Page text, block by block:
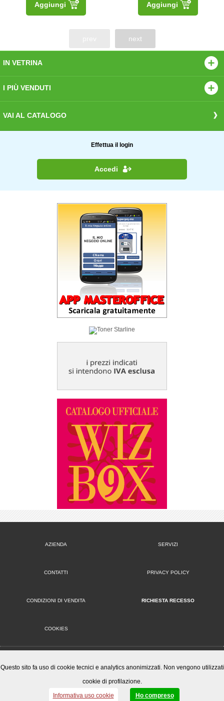
Aggiungi Aggiungi
next
IN VETRINA
I PIÙ VENDUTI
VAI AL CATALOGO
Effettua il login
Accedi
AZIENDA SERVIZI
CONTATTI PRIVACY POLICY
CONDIZIONI DI VENDITA RICHIESTA RECESSO
COOKIES
Mister Wizard S.r.l.
© 2014-15 Mister Wizard, tutti i diritti riservati. Logo Mister Wizard e altri marchi e loghi utilizzati in
questo sito sono di proprietà o concessi in licenza a Mister Wizard. reg. imp. C.F. e P.IVA
Questo sito fa uso di cookie tecnici e analytics anonimizzati. Non vengono utilizzati
cookie di profilazione.
Informativa uso cookie
Ho compreso